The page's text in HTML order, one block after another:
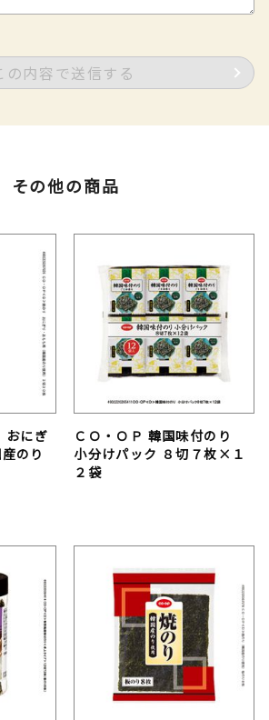
の内容で送信する
その他の商品
にぎ
のり
ＣＯ・ＯＰ 韓国味付のり
小分けパック ８切７枚×１
２袋